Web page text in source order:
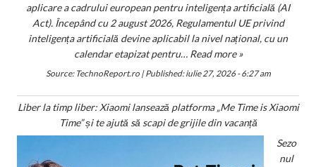
aplicare a cadrului european pentru inteligența artificială (AI
Act). Începând cu 2 august 2026, Regulamentul UE privind
inteligența artificială devine aplicabil la nivel național, cu un
calendar etapizat pentru… Read more »
Source: TechnoReport.ro|Published:iulie 27, 2026 - 6:27 am
Liber la timp liber: Xiaomi lansează platforma „Me Time is Xiaomi
Time” și te ajută să scapi de grijile din vacanță
Sezo
nul